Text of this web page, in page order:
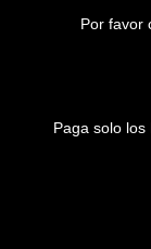
Por favor
Paga solo